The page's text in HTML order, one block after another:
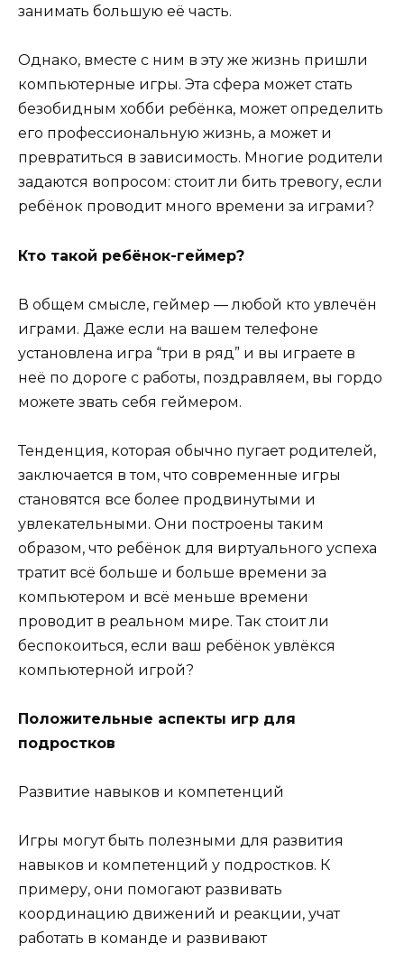
занимать большую её часть.
Однако, вместе с ним в эту же жизнь пришли
компьютерные игры. Эта сфера может стать
безобидным хобби ребёнка, может определить
его профессиональную жизнь, а может и
превратиться в зависимость. Многие родители
задаются вопросом: стоит ли бить тревогу, если
ребёнок проводит много времени за играми?
Кто такой ребёнок-геймер?
В общем смысле, геймер — любой кто увлечён
играми. Даже если на вашем телефоне
установлена игра “три в ряд” и вы играете в
неё по дороге с работы, поздравляем, вы гордо
можете звать себя геймером.
Тенденция, которая обычно пугает родителей,
заключается в том, что современные игры
становятся все более продвинутыми и
увлекательными. Они построены таким
образом, что ребёнок для виртуального успеха
тратит всё больше и больше времени за
компьютером и всё меньше времени
проводит в реальном мире. Так стоит ли
беспокоиться, если ваш ребёнок увлёкся
компьютерной игрой?
Положительные аспекты игр для
подростков
Развитие навыков и компетенций
Игры могут быть полезными для развития
навыков и компетенций у подростков. К
примеру, они помогают развивать
координацию движений и реакции, учат
работать в команде и развивают